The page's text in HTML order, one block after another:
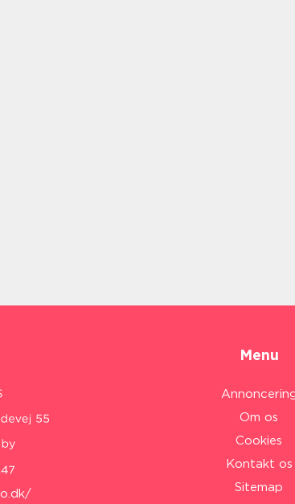
Menu
Om os
Cookies
Kontakt os
Sitemap